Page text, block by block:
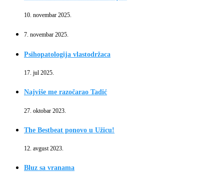
10. novembar 2025.
7. novembar 2025.
Psihopatologija vlastodržaca
17. jul 2025.
Najviše me razočarao Tadić
27. oktobar 2023.
The Bestbeat ponovo u Užicu!
12. avgust 2023.
Bluz sa vranama